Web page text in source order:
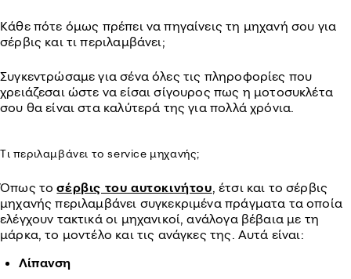
Κάθε πότε όμως πρέπει να πηγαίνεις τη μηχανή σου για
σέρβις και τι περιλαμβάνει;
Συγκεντρώσαμε για σένα όλες τις πληροφορίες που
χρειάζεσαι ώστε να είσαι σίγουρος πως η μοτοσυκλέτα
σου θα είναι στα καλύτερά της για πολλά χρόνια.
Τι περιλαμβάνει το service μηχανής;
Όπως τοσέρβις του αυτοκινήτου, έτσι και τo σέρβις
μηχανής περιλαμβάνει συγκεκριμένα πράγματα τα οποία
ελέγχουν τακτικά οι μηχανικοί, ανάλογα βέβαια με τη
μάρκα, το μοντέλο και τις ανάγκες της. Αυτά είναι:
Λίπανση